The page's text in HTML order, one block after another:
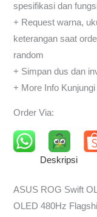
spesifikasi dan
+ Request warna,
keterangan saat
random
+ Simpan dus dan
+ More Info
Order Via:
Deskripsi
ASUS ROG Swift
OLED 480Hz